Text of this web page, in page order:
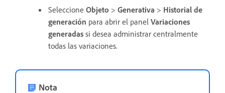
Seleccione Objeto > Generativa > Historial de
generación para abrir el panel Variaciones
generadas si desea administrar centralmente
todas las variaciones.
Nota